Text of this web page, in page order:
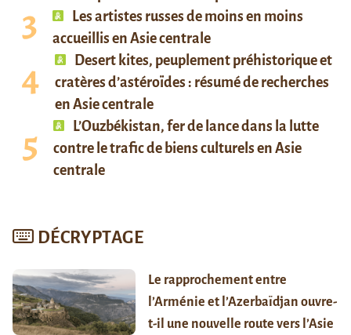
Les artistes russes de moins en moins
accueillis en Asie centrale
Desert kites, peuplement préhistorique et
cratères d’astéroïdes : résumé de recherches
en Asie centrale
L’Ouzbékistan, fer de lance dans la lutte
contre le trafic de biens culturels en Asie
centrale
DÉCRYPTAGE
Le rapprochement entre
l’Arménie et l’Azerbaïdjan ouvre-
t-il une nouvelle route vers l’Asie